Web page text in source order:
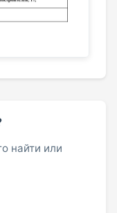
найти или